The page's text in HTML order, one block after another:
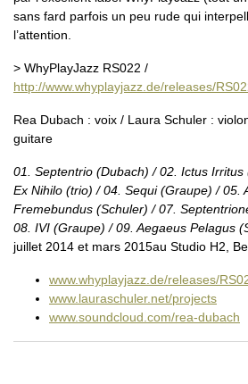
sans fard parfois un peu rude qui
l’attention.
> WhyPlayJazz RS022 /
http://www.whyplayjazz.de/releases/
Rea Dubach : voix / Laura Schuler :
guitare
01. Septentrio (Dubach) / 02. Ictus
Ex Nihilo (trio) / 04. Sequi (Graupe) / 05.
Fremebundus (Schuler) / 07.
08. IVI (Graupe) / 09. Aegaeus Pelagus
juillet 2014 et mars 2015au Studio H2,
www.whyplayjazz.de/releases/
www.lauraschuler.net/projects
www.soundcloud.com/rea-dubach